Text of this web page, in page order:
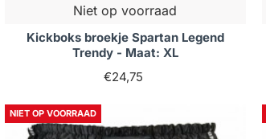
Niet op voorraad
Kickboks broekje Spartan Legend
Trendy - Maat: XL
€24,75
NIET OP VOORRAAD